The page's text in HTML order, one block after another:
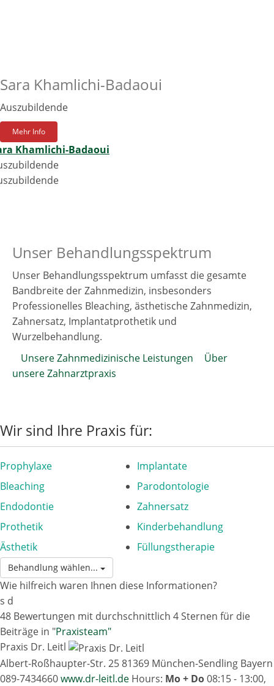
Sara Khamlichi-Badaoui
Auszubildende
Mehr Info
Khamlichi-Badaoui
Unser Behandlungsspektrum
Unser Behandlungsspektrum umfasst die gesamte
Bandbreite der Zahnmedizin, insbesonders
Professionelles Bleaching, ästhetische Zahnmedizin,
Zahnersatz, Implantatprothetik und
Wurzelbehandlung.
Unsere Zahnmedizinische Leistungen
Über
unsere Zahnarztpraxis
Wir sind Ihre Praxis für:
Prophylaxe
Implantate
Bleaching
Parodontologie
Endodontie
Zahnersatz
Prothetik
Kinderbehandlung
Ästhetik
Füllungstherapie
Behandlung wählen...
Wie hilfreich waren Ihnen diese Informationen?
s d
48 Bewertungen mit durchschnittlich 4 Sternen für die
Beiträge in "Praxisteam"
Praxis Dr. Leitl
Albert-Roßhaupter-Str. 2581369 München-Sendling Bayern
089-7434660www.dr-leitl.de Hours: Mo + Do08:15 - 13:00,